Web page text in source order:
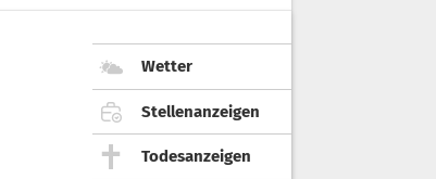
Wetter
Stellenanzeigen
Todesanzeigen